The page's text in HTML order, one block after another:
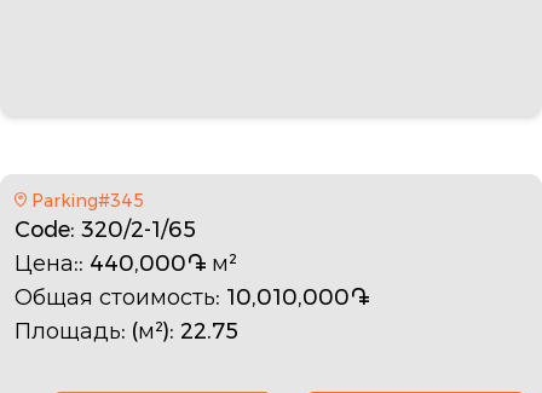
Parking#345
Code: 320/2-1/65
Цена:: 440,000֏ м²
Общая стоимость: 10,010,000֏
Площадь: (м²): 22.75